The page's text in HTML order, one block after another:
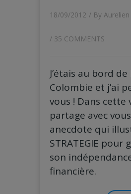
18/09/2012 / By Aurelien
/ 35 COMMENTS
J’étais au bord
Colombie et j’ai
vous ! Dans cette
partage avec
anecdote qui
STRATEGIE pour
son
financière.